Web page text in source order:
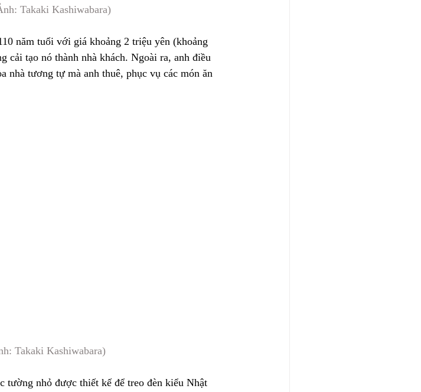
Takaki Kashiwabara)
năm tuổi với giá khoảng 2 triệu yên (khoảng
cải tạo nó thành nhà khách. Ngoài ra, anh điều
nhà tương tự mà anh thuê, phục vụ các món ăn
Takaki Kashiwabara)
tường nhỏ được thiết kế để treo đèn kiểu Nhật